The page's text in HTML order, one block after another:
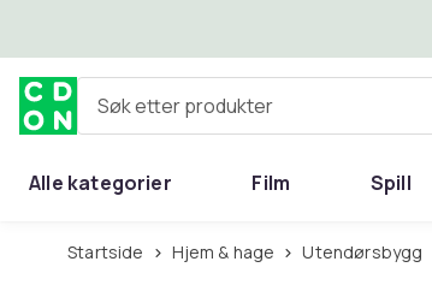
Søk etter produkter
Alle kategorier Film Spill
Startside Hjem & hage Utendørsbygg